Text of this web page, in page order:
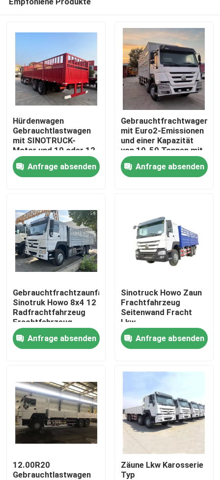
Produkte
Videos
Über uns
Fabrik-Ausflug
Qualitätskontrolle
Kontakt US
Fordern Sie ein Zitat
Gebrauchte Muldenkipper
Verwendete Tipper Trucks
Hürdenwagen
Gebrauchtlastwagen
mit SINOTRUCK-
Motor und 10 oder 12
Rädern
Anfrage absenden
Gebrauchtfrachtwagen
mit Euro2-Emissionen
und einer Kapazität
von 10-50 Tonnen mit
Handgetriebe
Anfrage absenden
Gebrauchtfrachtzaunfahrzeug
Sinotruk Howo 8x4 12
Radfrachtfahrzeug
Frachtfahrzeug
Lastwagen
Anfrage absenden
Sinotruck Howo Zaun
Frachtfahrzeug
Seitenwand Fracht
Lkw
Transportfahrzeug
6X4
Schwerlastfahrzeug
Anfrage absenden
12.00R20
Gebrauchtlastwagen
Zäune Lkw Karosserie
Typ